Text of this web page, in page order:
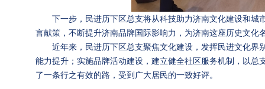
下一步，民进历下区总支将从科技助力济南文化建设和
言献策，不断提升济南品牌国际影响力，为济南这座历史文
近年来，民进历下区总支聚焦文化建设，发挥民进文化界
能力提升；实施品牌活动建设，建立健全社区服务机制，以
了一条行之有效的路，受到广大居民的一致好评。